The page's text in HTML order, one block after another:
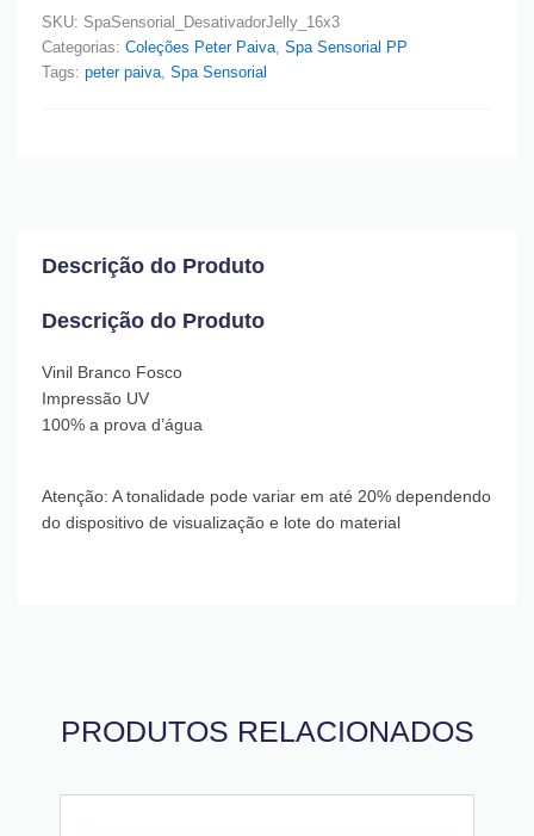
SKU: SpaSensorial_DesativadorJelly_16x3
Categorias: Coleções Peter Paiva, Spa Sensorial PP
Tags: peter paiva, Spa Sensorial
Descrição do Produto
Descrição do Produto
Vinil Branco Fosco
Impressão UV
100% a prova d’água
Atenção: A tonalidade pode variar em até 20% dependendo
do dispositivo de visualização e lote do material
PRODUTOS RELACIONADOS